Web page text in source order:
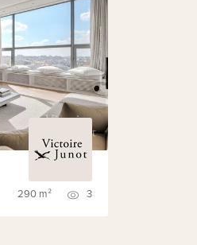
290 m² 3